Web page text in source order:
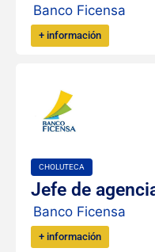
Banco Ficensa
+ información
CHOLUTECA
Jefe de
Banco Ficensa
+ información